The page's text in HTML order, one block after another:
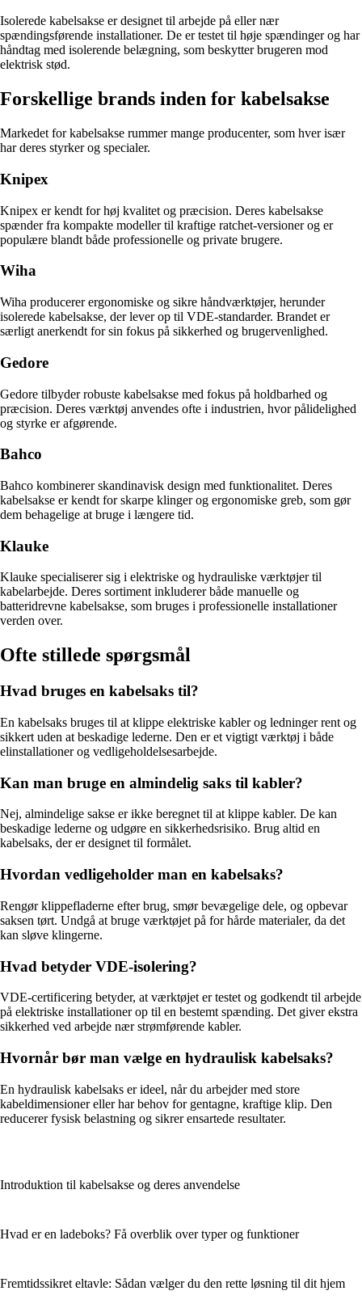
Isolerede kabelsakse er designet til arbejde på eller nær
spændingsførende installationer. De er testet til høje spændinger og har
håndtag med isolerende belægning, som beskytter brugeren mod
elektrisk stød.
Forskellige brands inden for kabelsakse
Markedet for kabelsakse rummer mange producenter, som hver især
har deres styrker og specialer.
Knipex
Knipex er kendt for høj kvalitet og præcision. Deres kabelsakse
spænder fra kompakte modeller til kraftige ratchet-versioner og er
populære blandt både professionelle og private brugere.
Wiha
Wiha producerer ergonomiske og sikre håndværktøjer, herunder
isolerede kabelsakse, der lever op til VDE-standarder. Brandet er
særligt anerkendt for sin fokus på sikkerhed og brugervenlighed.
Gedore
Gedore tilbyder robuste kabelsakse med fokus på holdbarhed og
præcision. Deres værktøj anvendes ofte i industrien, hvor pålidelighed
og styrke er afgørende.
Bahco
Bahco kombinerer skandinavisk design med funktionalitet. Deres
kabelsakse er kendt for skarpe klinger og ergonomiske greb, som gør
dem behagelige at bruge i længere tid.
Klauke
Klauke specialiserer sig i elektriske og hydrauliske værktøjer til
kabelarbejde. Deres sortiment inkluderer både manuelle og
batteridrevne kabelsakse, som bruges i professionelle installationer
verden over.
Ofte stillede spørgsmål
Hvad bruges en kabelsaks til?
En kabelsaks bruges til at klippe elektriske kabler og ledninger rent og
sikkert uden at beskadige lederne. Den er et vigtigt værktøj i både
elinstallationer og vedligeholdelsesarbejde.
Kan man bruge en almindelig saks til kabler?
Nej, almindelige sakse er ikke beregnet til at klippe kabler. De kan
beskadige lederne og udgøre en sikkerhedsrisiko. Brug altid en
kabelsaks, der er designet til formålet.
Hvordan vedligeholder man en kabelsaks?
Rengør klippefladerne efter brug, smør bevægelige dele, og opbevar
saksen tørt. Undgå at bruge værktøjet på for hårde materialer, da det
kan sløve klingerne.
Hvad betyder VDE-isolering?
VDE-certificering betyder, at værktøjet er testet og godkendt til arbejde
på elektriske installationer op til en bestemt spænding. Det giver ekstra
sikkerhed ved arbejde nær strømførende kabler.
Hvornår bør man vælge en hydraulisk kabelsaks?
En hydraulisk kabelsaks er ideel, når du arbejder med store
kabeldimensioner eller har behov for gentagne, kraftige klip. Den
reducerer fysisk belastning og sikrer ensartede resultater.
Introduktion til kabelsakse og deres anvendelse
Hvad er en ladeboks? Få overblik over typer og funktioner
Fremtidssikret eltavle: Sådan vælger du den rette løsning til dit hjem